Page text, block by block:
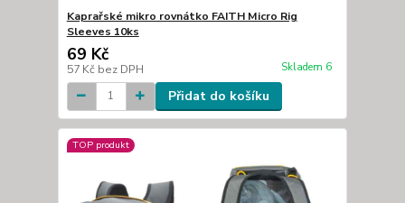
Kaprařské mikro rovnátko FAITH Micro Rig
Sleeves 10ks
69 Kč
57 Kč bez DPH Skladem 6
Přidat do košíku
TOP produkt